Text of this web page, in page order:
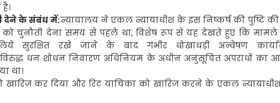
देने के संबंध में:न्यायालय ने एकल न्यायाधीश के इस निष्कर्ष की पुष्टि
को चुनौती देना समय से पहले था,विशेष रूप से यह देखते हुए कि मामले
सुरक्षित रखे जाने के बाद गंभीर धोखाधड़ी अन्वेषण
धन शोधन निवारण अधिनियम के अधीन अनुसूचित अपराधों का
था।
खारिज कर दिया और रिट याचिका को खारिज करने के एकल